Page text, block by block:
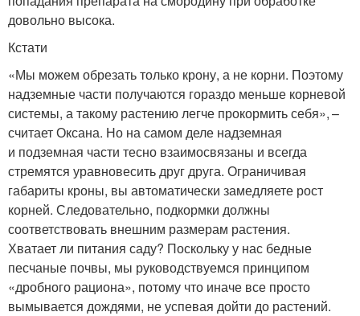
довольно высока.
Кстати
«Мы можем обрезать только крону, а не корни. Поэтому
надземные части получаются гораздо меньше корневой
системы, а такому растению легче прокормить себя», –
считает Оксана. Но на самом деле надземная
и подземная части тесно взаимосвязаны и всегда
стремятся уравновесить друг друга. Ограничивая
габариты кроны, вы автоматически замедляете рост
корней. Следовательно, подкормки должны
соответствовать внешним размерам растения.
Хватает ли питания саду? Поскольку у нас бедные
песчаные почвы, мы руководствуемся принципом
«дробного рациона», потому что иначе все просто
вымывается дождями, не успевая дойти до растений.